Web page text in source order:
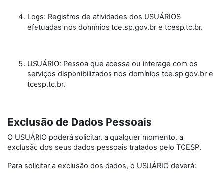
Logs: Registros de atividades dos USUÁRIOS
efetuadas nos domínios tce.sp.gov.br e tcesp.tc.br.
USUÁRIO: Pessoa que acessa ou interage com os
serviços disponibilizados nos domínios tce.sp.gov.br e
tcesp.tc.br.
Exclusão de Dados Pessoais
O USUÁRIO poderá solicitar, a qualquer momento, a
exclusão dos seus dados pessoais tratados pelo TCESP.
Para solicitar a exclusão dos dados, o USUÁRIO deverá: